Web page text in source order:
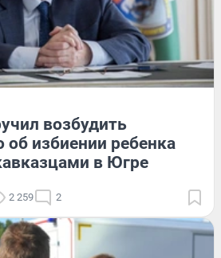
возбудить
об избиении ребенка
в Югре
2 259 2